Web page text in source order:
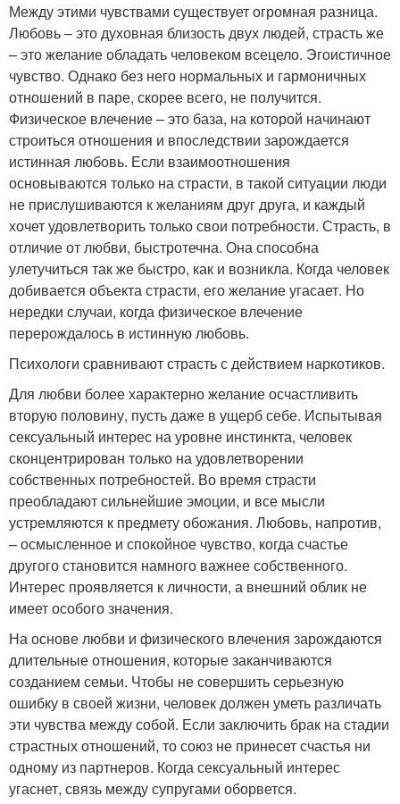
Между этими чувствами существует огромная разница.
Любовь – это духовная близость двух людей, страсть же
– это желание обладать человеком всецело. Эгоистичное
чувство. Однако без него нормальных и гармоничных
отношений в паре, скорее всего, не получится.
Физическое влечение – это база, на которой начинают
строиться отношения и впоследствии зарождается
истинная любовь. Если взаимоотношения
основываются только на страсти, в такой ситуации люди
не прислушиваются к желаниям друг друга, и каждый
хочет удовлетворить только свои потребности. Страсть, в
отличие от любви, быстротечна. Она способна
улетучиться так же быстро, как и возникла. Когда человек
добивается объекта страсти, его желание угасает. Но
нередки случаи, когда физическое влечение
перерождалось в истинную любовь.
Психологи сравнивают страсть с действием наркотиков.
Для любви более характерно желание осчастливить
вторую половину, пусть даже в ущерб себе. Испытывая
сексуальный интерес на уровне инстинкта, человек
сконцентрирован только на удовлетворении
собственных потребностей. Во время страсти
преобладают сильнейшие эмоции, и все мысли
устремляются к предмету обожания. Любовь, напротив,
– осмысленное и спокойное чувство, когда счастье
другого становится намного важнее собственного.
Интерес проявляется к личности, а внешний облик не
имеет особого значения.
На основе любви и физического влечения зарождаются
длительные отношения, которые заканчиваются
созданием семьи. Чтобы не совершить серьезную
ошибку в своей жизни, человек должен уметь различать
эти чувства между собой. Если заключить брак на стадии
страстных отношений, то союз не принесет счастья ни
одному из партнеров. Когда сексуальный интерес
угаснет, связь между супругами оборвется.